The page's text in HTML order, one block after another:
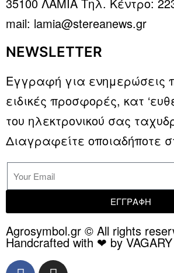
mail: lamia@stereanews.gr
NEWSLETTER
Εγγραφή για ενημερώσεις
ειδικές προσφορές, κατ
του ηλεκτρονικού σας
Διαγραφείτε οποιαδήποτε
ΕΓΓΡΑΦΗ
Agrosymbol.gr © All rights
Handcrafted with ❤ by VAGARY